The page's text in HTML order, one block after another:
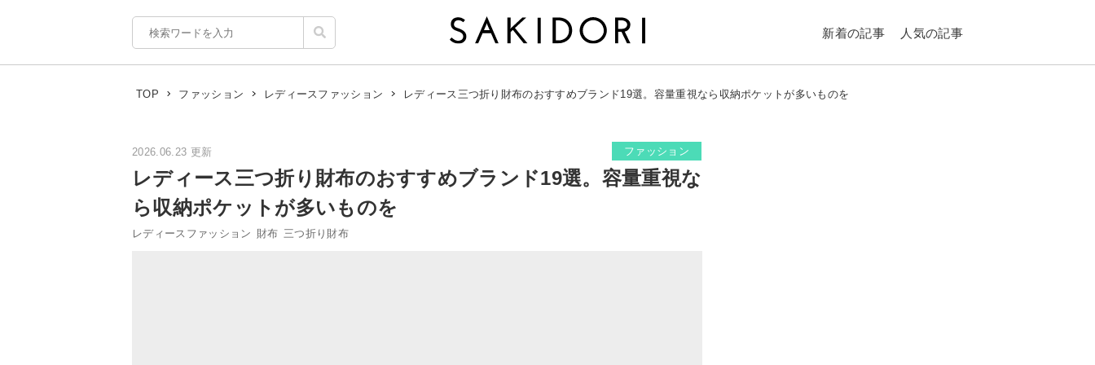
新着の記事 人気の記事
TOP ファッション レディースファッション レディース三つ折り財布のおすすめブランド19選。容量重視なら収納ポケットが多いものを
2026.06.23 更新 ファッション
レディース三つ折り財布のおすすめブランド19選。容量重視な
ら収納ポケットが多いものを
レディースファッション 財布 三つ折り財布